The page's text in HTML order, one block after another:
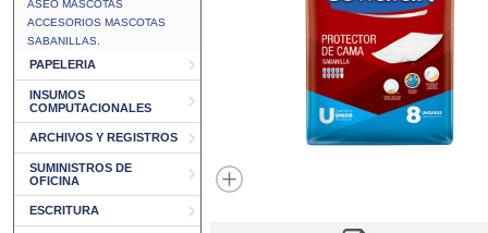
ASEO MASCOTAS
ACCESORIOS MASCOTAS
SABANILLAS.
PAPELERIA
INSUMOS
COMPUTACIONALES
ARCHIVOS Y REGISTROS
SUMINISTROS DE
OFICINA
ESCRITURA